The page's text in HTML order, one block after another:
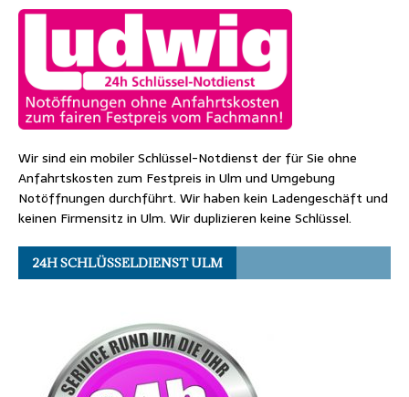
Wir sind ein mobiler Schlüssel-Notdienst der für Sie ohne
Anfahrtskosten zum Festpreis in Ulm und Umgebung
Notöffnungen durchführt. Wir haben kein Ladengeschäft und
keinen Firmensitz in Ulm. Wir duplizieren keine Schlüssel.
24H SCHLÜSSELDIENST ULM